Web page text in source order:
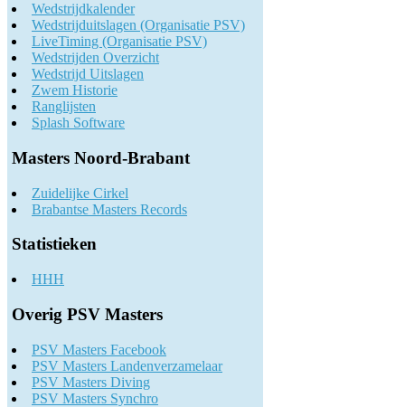
Wedstrijdkalender
Wedstrijduitslagen (Organisatie PSV)
LiveTiming (Organisatie PSV)
Wedstrijden Overzicht
Wedstrijd Uitslagen
Zwem Historie
Ranglijsten
Splash Software
Masters Noord-Brabant
Zuidelijke Cirkel
Brabantse Masters Records
Statistieken
HHH
Overig PSV Masters
PSV Masters Facebook
PSV Masters Landenverzamelaar
PSV Masters Diving
PSV Masters Synchro